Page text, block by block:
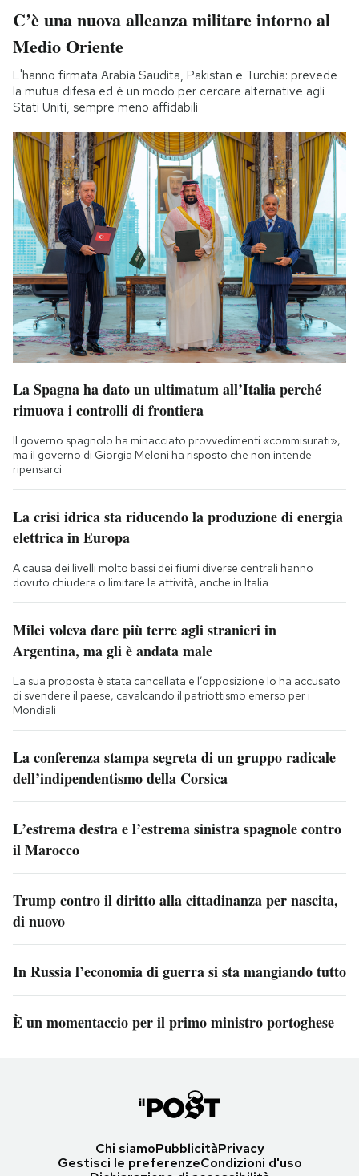
C’è una nuova alleanza militare intorno al
Medio Oriente
L'hanno firmata Arabia Saudita, Pakistan e Turchia: prevede
la mutua difesa ed è un modo per cercare alternative agli
Stati Uniti, sempre meno affidabili
La Spagna ha dato un ultimatum all’Italia perché
rimuova i controlli di frontiera
Il governo spagnolo ha minacciato provvedimenti «commisurati»,
ma il governo di Giorgia Meloni ha risposto che non intende
ripensarci
La crisi idrica sta riducendo la produzione di energia
elettrica in Europa
A causa dei livelli molto bassi dei fiumi diverse centrali hanno
dovuto chiudere o limitare le attività, anche in Italia
Milei voleva dare più terre agli stranieri in
Argentina, ma gli è andata male
La sua proposta è stata cancellata e l’opposizione lo ha accusato
di svendere il paese, cavalcando il patriottismo emerso per i
Mondiali
La conferenza stampa segreta di un gruppo radicale
dell’indipendentismo della Corsica
L’estrema destra e l’estrema sinistra spagnole contro
il Marocco
Trump contro il diritto alla cittadinanza per nascita,
di nuovo
In Russia l’economia di guerra si sta mangiando tutto
È un momentaccio per il primo ministro portoghese
Chi siamoPubblicitàPrivacy
Gestisci le preferenzeCondizioni d'uso